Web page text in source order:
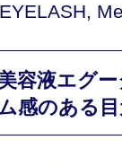
EYELASH,
容液エグ
感のある